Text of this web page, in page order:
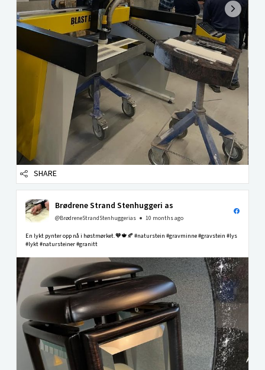
SHARE
Brødrene Strand Stenhuggeri as
@BrødreneStrandStenhuggerias 10 months ago
En lykt pynter opp nå i høstmørket.🧡🍁🍂 #naturstein #gravminne #gravstein #lys
#lykt #natursteiner #granitt